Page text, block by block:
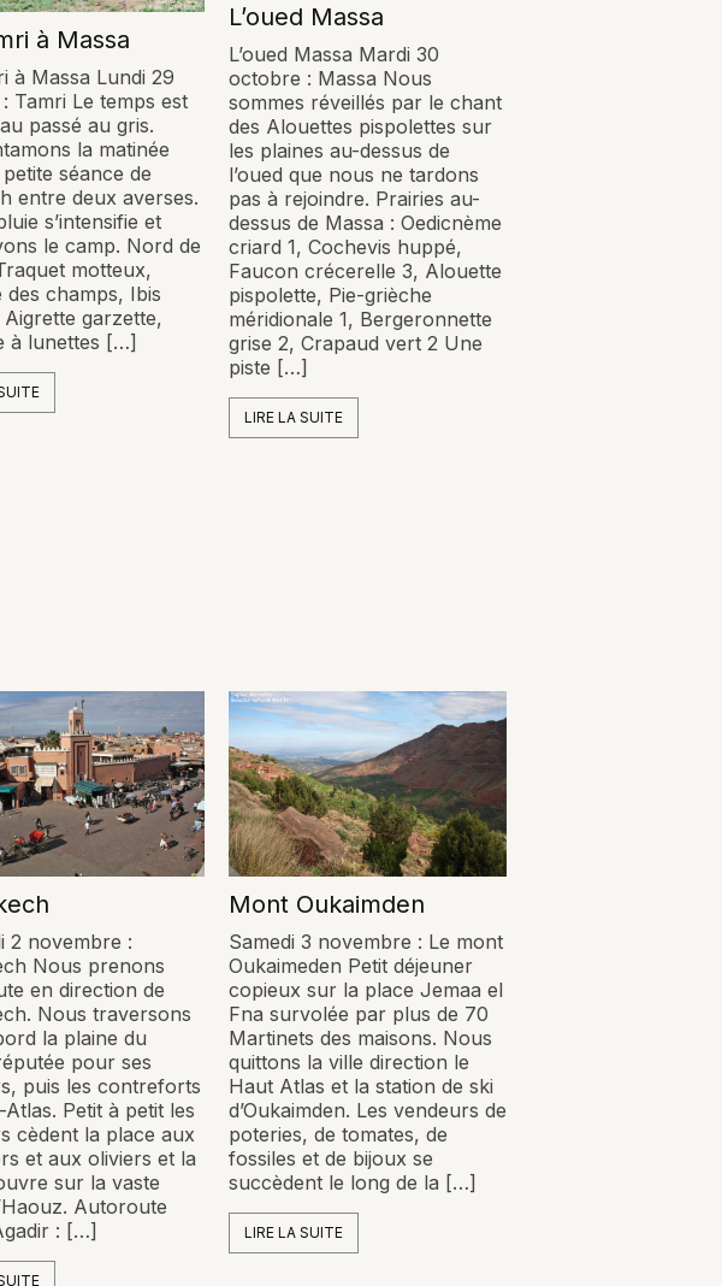
à Massa
à Massa Lundi 29
Tamri Le temps est
passé au gris.
la matinée
séance de
entre deux averses.
s’intensifie et
le camp. Nord de
motteux,
des champs, Ibis
garzette,
à lunettes […]
L’oued Massa
L’oued Massa Mardi 30
octobre : Massa Nous
sommes réveillés par le chant
des Alouettes pispolettes sur
les plaines au-dessus de
l’oued que nous ne tardons
pas à rejoindre. Prairies au-
dessus de Massa : Oedicnème
criard 1, Cochevis huppé,
Faucon crécerelle 3, Alouette
pispolette, Pie-grièche
méridionale 1, Bergeronnette
grise 2, Crapaud vert 2 Une
piste […]
LIRE LA SUITE
2 novembre :
Nous prenons
en direction de
Nous traversons
la plaine du
pour ses
puis les contreforts
Petit à petit les
cèdent la place aux
et aux oliviers et la
sur la vaste
Autoroute
: […]
Mont Oukaimden
Samedi 3 novembre : Le mont
Oukaimeden Petit déjeuner
copieux sur la place Jemaa el
Fna survolée par plus de 70
Martinets des maisons. Nous
quittons la ville direction le
Haut Atlas et la station de ski
d’Oukaimden. Les vendeurs de
poteries, de tomates, de
fossiles et de bijoux se
succèdent le long de la […]
LIRE LA SUITE